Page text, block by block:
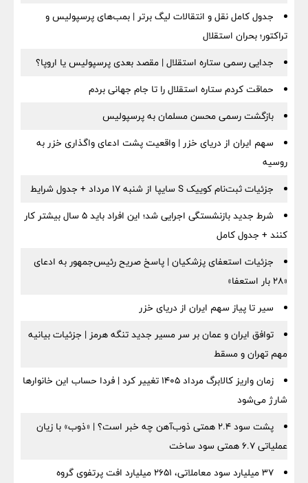
جدول کامل نقل و انتقالات لیگ برتر | بمب‌های پرسپولیس و
تراکتور؛ بحران استقلال
جدایی رسمی ستاره استقلال | مقصد بعدی پرسپولیس یا اروپا؟
حماقت کردم ستاره استقلال را تا جام جهانی بردم
بازگشت رسمی محسن مسلمان به پرسپولیس
سهم ایران از دریای خزر | واقعیت پشت ادعای واگذاری خزر به
روسیه
جزئیات ثبت‌نام کوییک S سایپا از شنبه ۱۷ مرداد + جدول شرایط
شرط جدید بازنشستگی اجرایی شد؛ این افراد باید ۵ سال بیشتر کار
کنند + جدول کامل
جزئیات استعفای پزشکیان | پاسخ صریح رئیس‌جمهور به ادعای
«۲۸ بار استعفا»
سیر تا پیاز سهم ایران از دریای خزر
توافق ایران و عمان بر سر مسیر جدید تنگه هرمز | جزئیات بیانیه
مهم تهران و مسقط
زمان واریز کالابرگ مرداد ۱۴۰۵ تغییر کرد | فردا حساب این خانوارها
شارژ می‌شود
پشت سود ۲.۴ همتی ذوب‌آهن چه خبر است؟ | «ذوب» با زیان
عملیاتی ۶.۷ همتی سود ساخت
۳۷ میلیارد سود معاملاتی، ۲۶۵۱ میلیارد افت پرتفوی گروه